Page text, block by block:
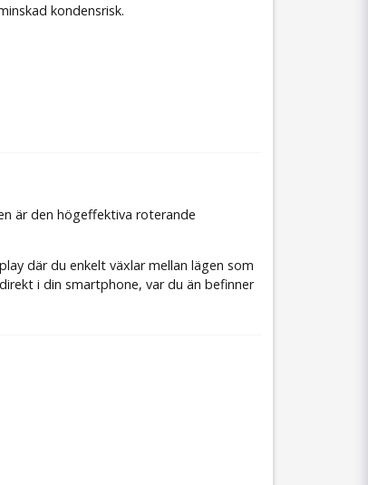
kondensrisk.
är den högeffektiva roterande
där du enkelt växlar mellan lägen som
i din smartphone, var du än befinner